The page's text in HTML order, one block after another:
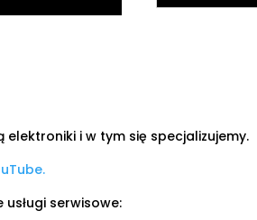
elektroniki i w tym się specjalizujemy.
serwisowe: